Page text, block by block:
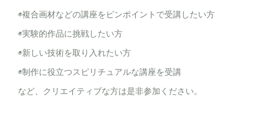
◉複合画材などの講座をピンポイントで受講したい方
◉実験的作品に挑戦したい方
◉新しい技術を取り入れたい方
◉制作に役立つスピリチュアルな講座を受講
など、クリエイティブな方は是非参加ください。